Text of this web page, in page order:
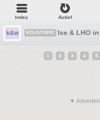
Index Actief
k&w VOLGTOPIC Ise & LHO
1 2 3 4 5
▼